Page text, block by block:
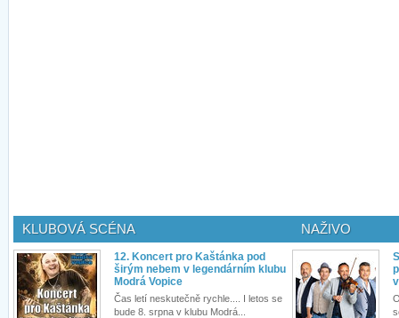
KLUBOVÁ SCÉNA
12. Koncert pro Kaštánka pod
širým nebem v legendárním klubu
Modrá Vopice
Čas letí neskutečně rychle.... I letos se
bude 8. srpna v klubu Modrá...
NAŽIVO